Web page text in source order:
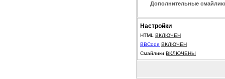
Дополнительные
Настройки
HTML ВКЛЮЧЕН
BBCode ВКЛЮЧЕН
Смайлики ВКЛЮЧЕНЫ